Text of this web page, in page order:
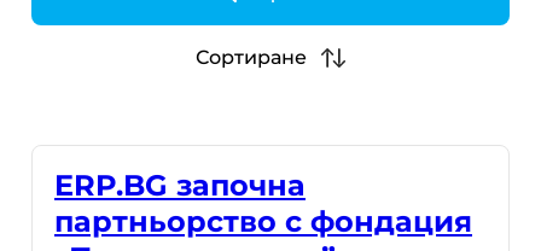
h
Сортиране
ERP.BG започна
партньорство с фондация